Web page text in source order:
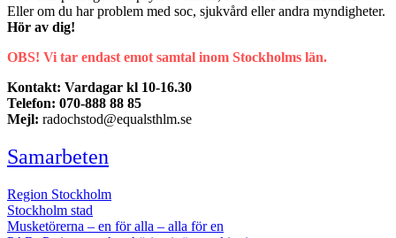
Eller om du har problem med soc, sjukvård eller andra myndigheter.
Hör av dig!
OBS! Vi tar endast emot samtal inom Stockholms län.
Kontakt: Vardagar kl 10-16.30
Telefon: 070-888 88 85
Mejl: radochstod@equalsthlm.se
Samarbeten
Region Stockholm
Stockholm stad
Musketörerna – en för alla – alla för en